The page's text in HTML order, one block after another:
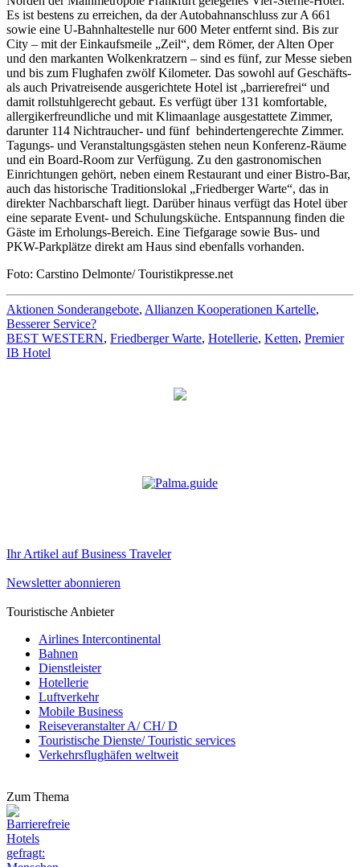
Es ist bestens zu erreichen, da der Autobahnanschluss zur A 661
sowie eine U-Bahnhaltestelle nur 600 Meter entfernt sind. Bis zur
City – mit der Einkaufsmeile „Zeil“, dem Römer, der Alten Oper
und den markanten Wolkenkratzern – sind es fünf, zur Messe sieben
und bis zum Flughafen zwölf Kilometer. Das sowohl auf Geschäfts-
als auch Privatreisende ausgerichtete Hotel ist „barrierefrei“ und
damit rollstuhlgerecht gebaut. Es verfügt über 131 komfortable,
allergikerfreundliche und mit Klimaanlage ausgestattete Zimmer,
darunter 114 Nichtraucher- und fünf behindertengerechte Zimmer.
Tagungs- und Veranstaltungsgästen stehen neun Konferenz-Räume
und ein Board-Room zur Verfügung. Zu den gastronomischen
Einrichtungen gehört, neben einem Restaurant und einer Bistro-Bar,
auch das historische Traditionslokal „Friedberger Warte“, das in
direkter Nachbarschaft liegt. Darüber hinaus verfügt das Hotel über
eine separate Event- und Schulungsküche. Entspannung finden die
Gäste im Erholungs-Bereich. Eine Tiefgarage sowie Bus- und
PKW-Parkplätze direkt am Haus sind ebenfalls vorhanden.
Foto: Carstino Delmonte/ Touristikpresse.net
Aktionen Sonderangebote, Allianzen Kooperationen Kartelle,
Besserer Service?
BEST WESTERN, Friedberger Warte, Hotellerie, Ketten, Premier
IB Hotel
Ihr Artikel auf Business Traveler
Newsletter abonnieren
Touristische Anbieter
Airlines Intercontinental
Bahnen
Dienstleister
Hotellerie
Luftverkehr
Mobile Business
Reiseveranstalter A/ CH/ D
Touristische Dienste/ Touristic services
Verkehrsflughäfen weltweit
Zum Thema